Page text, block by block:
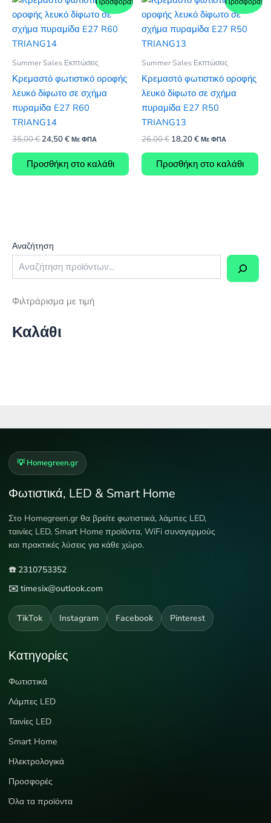
Summer Sales Εκπτώσεις
Κρεμαστό φωτιστικό οροφής
λευκό δίφωτο σε σχήμα
πυραμίδα E27 R60
TRIANG14
35,00€ Original
was:
35,00 €.
24,50€Η
είναι:
Με ΦΠΑ
Προσθήκη στο καλάθι
Summer Sales Εκπτώσεις
Κρεμαστό φωτιστικό οροφής
λευκό δίφωτο σε σχήμα
πυραμίδα E27 R50
TRIANG13
26,00€ Original
was:
26,00 €.
18,20€Η
είναι:
Με ΦΠΑ
Προσθήκη στο καλάθι
Αναζήτηση
Φιλτράρισμα με τιμή
Καλάθι
💡 Homegreen.gr
Φωτιστικά, LED & Smart Home
Στο Homegreen.gr θα βρείτε φωτιστικά, λάμπες LED,
ταινίες LED, Smart Home προϊόντα, WiFi συναγερμούς
και πρακτικές λύσεις για κάθε χώρο.
☎️ 2310753352
✉️ timesix@outlook.com
TikTok Instagram Facebook Pinterest
Κατηγορίες
Φωτιστικά
Λάμπες LED
Ταινίες LED
Smart Home
Ηλεκτρολογικά
Προσφορές
Όλα τα προϊόντα